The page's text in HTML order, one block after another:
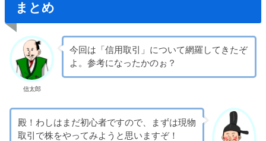
まとめ
信太郎
今回は「信用取引」について網羅してきたぞ
よ。参考になったかのぉ？
殿！わしはまだ初心者ですので、まずは現物
取引で株をやってみようと思いますぞ！